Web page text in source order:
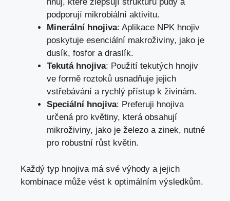
podporují mikrobiální aktivitu.
Minerální hnojiva: Aplikace NPK hnojiv
poskytuje esenciální makroživiny, jako je
dusík, fosfor a draslík.
Tekutá hnojiva: Použití tekutých hnojiv
ve formě roztoků usnadňuje jejich
vstřebávání a rychlý přístup k živinám.
Speciální hnojiva: Preferuji hnojiva
určená pro květiny, která obsahují
mikroživiny, jako je železo a zinek, nutné
pro robustní růst květin.
Každý typ hnojiva má své výhody a jejich
kombinace může vést k optimálním výsledkům.